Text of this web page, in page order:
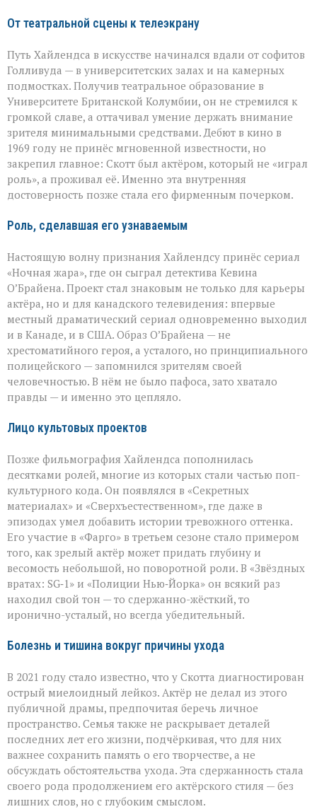
От театральной сцены к телеэкрану
Путь Хайлендса в искусстве начинался вдали от софитов
Голливуда — в университетских залах и на камерных
подмостках. Получив театральное образование в
Университете Британской Колумбии, он не стремился к
громкой славе, а оттачивал умение держать внимание
зрителя минимальными средствами. Дебют в кино в
1969 году не принёс мгновенной известности, но
закрепил главное: Скотт был актёром, который не «играл
роль», а проживал её. Именно эта внутренняя
достоверность позже стала его фирменным почерком.
Роль, сделавшая его узнаваемым
Настоящую волну признания Хайлендсу принёс сериал
«Ночная жара», где он сыграл детектива Кевина
О’Брайена. Проект стал знаковым не только для карьеры
актёра, но и для канадского телевидения: впервые
местный драматический сериал одновременно выходил
и в Канаде, и в США. Образ О’Брайена — не
хрестоматийного героя, а усталого, но принципиального
полицейского — запомнился зрителям своей
человечностью. В нём не было пафоса, зато хватало
правды — и именно это цепляло.
Лицо культовых проектов
Позже фильмография Хайлендса пополнилась
десятками ролей, многие из которых стали частью поп-
культурного кода. Он появлялся в «Секретных
материалах» и «Сверхъестественном», где даже в
эпизодах умел добавить истории тревожного оттенка.
Его участие в «Фарго» в третьем сезоне стало примером
того, как зрелый актёр может придать глубину и
весомость небольшой, но поворотной роли. В «Звёздных
вратах: SG‑1» и «Полиции Нью‑Йорка» он всякий раз
находил свой тон — то сдержанно-жёсткий, то
иронично-усталый, но всегда убедительный.
Болезнь и тишина вокруг причины ухода
В 2021 году стало известно, что у Скотта диагностирован
острый миелоидный лейкоз. Актёр не делал из этого
публичной драмы, предпочитая беречь личное
пространство. Семья также не раскрывает деталей
последних лет его жизни, подчёркивая, что для них
важнее сохранить память о его творчестве, а не
обсуждать обстоятельства ухода. Эта сдержанность стала
своего рода продолжением его актёрского стиля — без
лишних слов, но с глубоким смыслом.